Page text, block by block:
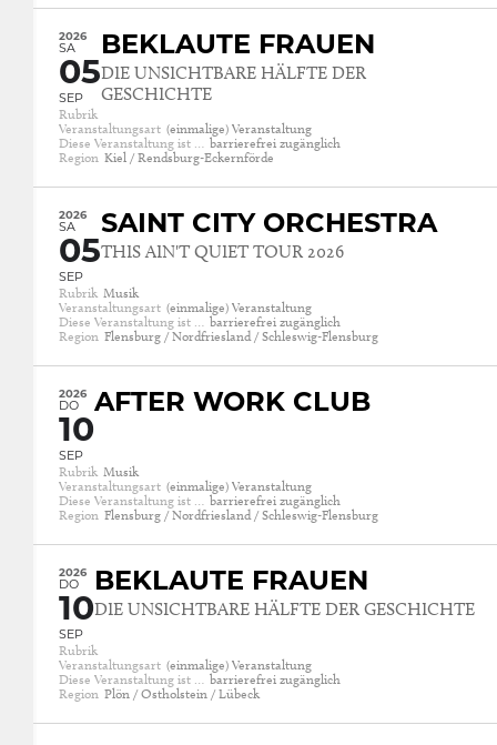
2026
SA
05
SEP
BEKLAUTE FRAUEN
DIE UNSICHTBARE HÄLFTE DER
GESCHICHTE
Rubrik
Veranstaltungsart (einmalige) Veranstaltung
Diese Veranstaltung ist … barrierefrei zugänglich
Region Kiel / Rendsburg-Eckernförde
2026
SA
05
SEP
SAINT CITY ORCHESTRA
THIS AIN'T QUIET TOUR 2026
Rubrik Musik
Veranstaltungsart (einmalige) Veranstaltung
Diese Veranstaltung ist … barrierefrei zugänglich
Region Flensburg / Nordfriesland / Schleswig-Flensburg
2026
DO
10
SEP
AFTER WORK CLUB
Rubrik Musik
Veranstaltungsart (einmalige) Veranstaltung
Diese Veranstaltung ist … barrierefrei zugänglich
Region Flensburg / Nordfriesland / Schleswig-Flensburg
2026
DO
10
SEP
BEKLAUTE FRAUEN
DIE UNSICHTBARE HÄLFTE DER GESCHICHTE
Rubrik
Veranstaltungsart (einmalige) Veranstaltung
Diese Veranstaltung ist … barrierefrei zugänglich
Region Plön / Ostholstein / Lübeck